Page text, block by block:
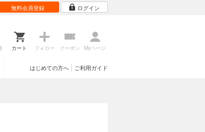
無料会員登録 ログイン
カート フォロー クーポン Myページ
ご利用ガイド
はじめての方へ